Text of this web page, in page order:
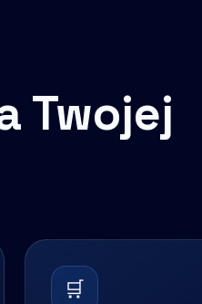
Twojej
🛒